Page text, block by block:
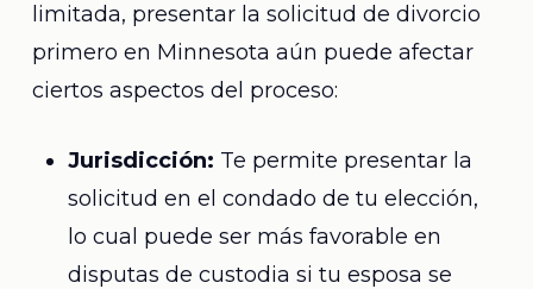
limitada, presentar la solicitud de divorcio
primero en Minnesota aún puede afectar
ciertos aspectos del proceso:
Jurisdicción: Te permite presentar la
solicitud en el condado de tu elección,
lo cual puede ser más favorable en
disputas de custodia si tu esposa se